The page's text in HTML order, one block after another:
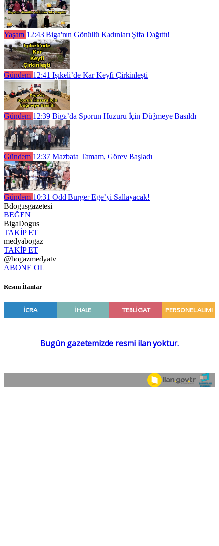
Yaşam 12:43 Biga'nın Gönüllü Kadınları Şifa Dağıttı!
Gündem 12:41 Işıkeli’de Kar Keyfi Çirkinleşti
Gündem 12:39 Biga’da Sporun Huzuru İçin Düğmeye Basıldı
Gündem 12:37 Mazbata Tamam, Görev Başladı
Gündem 10:31 Odd Burger Ege’yi Sallayacak!
Bdogusgazetesi
BEĞEN
BigaDogus
TAKİP ET
medyabogaz
TAKİP ET
@bogazmedyatv
ABONE OL
Resmî İlanlar